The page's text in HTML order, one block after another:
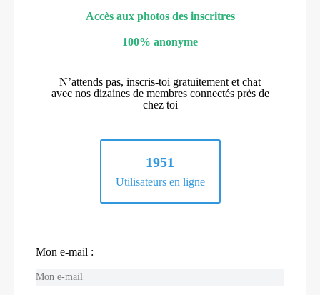
Accès aux photos des inscritres
100% anonyme
N’attends pas, inscris-toi gratuitement et chat
avec nos dizaines de membres connectés près de
chez toi
1951
Utilisateurs en ligne
Mon e-mail :